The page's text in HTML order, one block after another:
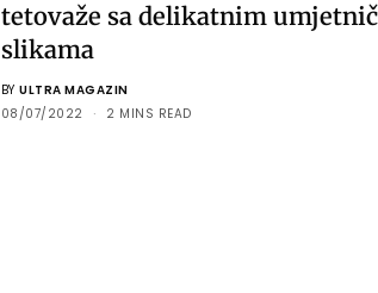
tetovaže sa delikatnim
slikama
BY ULTRA MAGAZIN
08/07/2022
2 MINS READ